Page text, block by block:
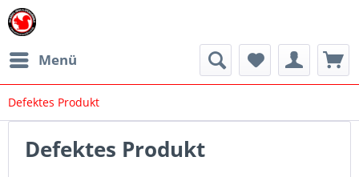
Menü
Defektes Produkt
Defektes Produkt